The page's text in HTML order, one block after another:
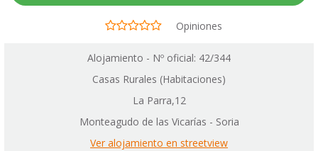
Opiniones
Alojamiento - Nº oficial: 42/344
Casas Rurales (Habitaciones)
La Parra,12
Monteagudo de las Vicarías - Soria
Ver alojamiento en streetview